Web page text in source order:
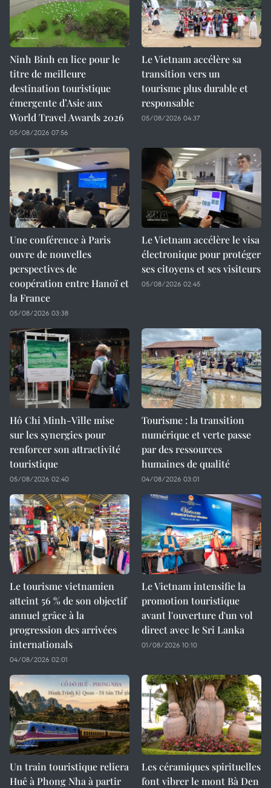
Ninh Binh en lice pour le
titre de meilleure
destination touristique
émergente d’Asie aux
World Travel Awards 2026
05/08/2026 07:56
Le Vietnam accélère sa
transition vers un
tourisme plus durable et
responsable
05/08/2026 04:37
Une conférence à Paris
ouvre de nouvelles
perspectives de
coopération entre Hanoï et
la France
05/08/2026 03:38
Le Vietnam accélère le visa
électronique pour protéger
ses citoyens et ses visiteurs
05/08/2026 02:45
Hô Chi Minh-Ville mise
sur les synergies pour
renforcer son attractivité
touristique
05/08/2026 02:40
Tourisme : la transition
numérique et verte passe
par des ressources
humaines de qualité
04/08/2026 03:01
Le tourisme vietnamien
atteint 56 % de son objectif
annuel grâce à la
progression des arrivées
internationals
04/08/2026 02:01
Le Vietnam intensifie la
promotion touristique
avant l'ouverture d'un vol
direct avec le Sri Lanka
01/08/2026 10:10
Un train touristique reliera
Huê à Phong Nha à partir
Les céramiques spirituelles
font vibrer le mont Bà Den